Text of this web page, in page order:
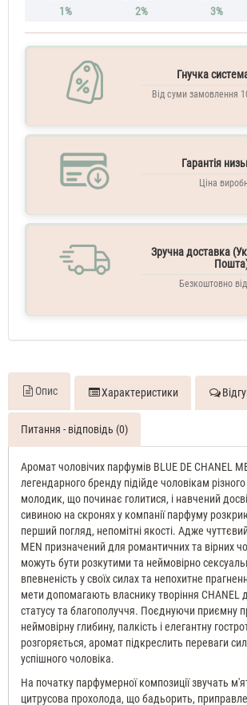
чоловічі
чоловічіChanel
De
Chanel
MLChanel
Blue
Chanel
Туалетна
вода
чоловіча
100
ML
1%
2%
3%
Гнучка
Від суми замовлення
Гарантія
Ціна
Зручна доставка
Безкоштовно
Опис Характеристики
Питання - відповідь (0)
Аромат чоловічих парфумів BLUE DE CHANEL
легендарного бренду підійде чоловікам різного
молодик, що починає голитися, і навчений
сивиною на скронях у компанії парфуму
перший погляд, непомітні якості. Адже
MEN призначений для романтичних та вірних
можуть бути розкутими та неймовірно
впевненість у своїх силах та непохитне
мети допомагають власнику творіння CHANEL
статусу та благополуччя. Поєднуючи приємну
неймовірну глибину, палкість і елегантну
розгоряється, аромат підкреслить переваги
успішного чоловіка.
На початку парфумерної композиції звучать
цитрусова прохолода, що бадьорить,